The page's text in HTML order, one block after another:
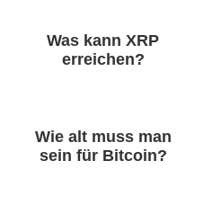
Was kann XRP
erreichen?
Wie alt muss man
sein für Bitcoin?